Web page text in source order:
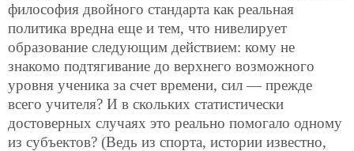
философия двойного стандарта как реальная
политика вредна еще и тем, что нивелирует
образование следующим действием: кому не
знакомо подтягивание до верхнего возможного
уровня ученика за счет времени, сил — прежде
всего учителя? И в скольких статистически
достоверных случаях это реально помогало одному
из субъектов? (Ведь из спорта, истории известно,